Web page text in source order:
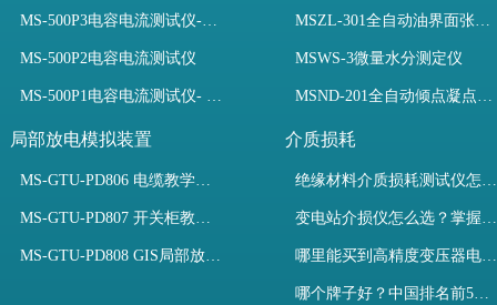
MS-500P3电容电流测试仪-3PT、两种4PT、1PT连接方式
MS-500P2电容电流测试仪
MS-500P1电容电流测试仪- 支持3PT、4PT、1PT
MSZL-301全自动油界面张力仪
MSWS-3微量水分测定仪
MSND-201全自动倾点凝点测试仪
局部放电模拟装置
MS-GTU-PD806 电缆教学用局部放电模拟装置
MS-GTU-PD807 开关柜教学用局部放电模拟装置
MS-GTU-PD808 GIS局部放电模拟系统
介质损耗
绝缘材料介质损耗测试仪怎么选？看木森电气B端定制如何升级测试效率
变电站介损仪怎么选？掌握采购要点-木森电气
哪里能买到高精度变压器电容量及介损测试仪？快速解决选型难题
哪个牌子好？中国排名前5介质损耗测试仪选型对比快速解决测量难题